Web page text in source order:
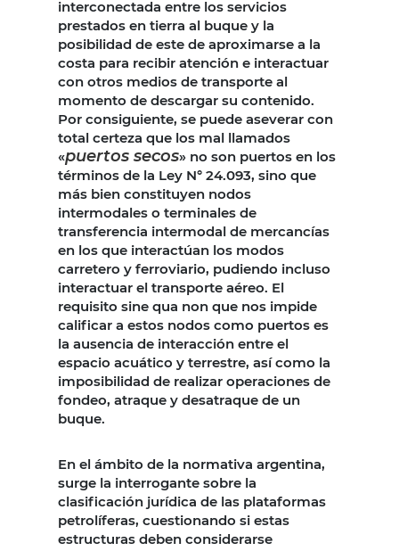
interconectada entre los servicios
prestados en tierra al buque y la
posibilidad de este de aproximarse a la
costa para recibir atención e interactuar
con otros medios de transporte al
momento de descargar su contenido.
Por consiguiente, se puede aseverar con
total certeza que los mal llamados
«puertos secos» no son puertos en los
términos de la Ley N° 24.093, sino que
más bien constituyen nodos
intermodales o terminales de
transferencia intermodal de mercancías
en los que interactúan los modos
carretero y ferroviario, pudiendo incluso
interactuar el transporte aéreo. El
requisito sine qua non que nos impide
calificar a estos nodos como puertos es
la ausencia de interacción entre el
espacio acuático y terrestre, así como la
imposibilidad de realizar operaciones de
fondeo, atraque y desatraque de un
buque.
En el ámbito de la normativa argentina,
surge la interrogante sobre la
clasificación jurídica de las plataformas
petrolíferas, cuestionando si estas
estructuras deben considerarse